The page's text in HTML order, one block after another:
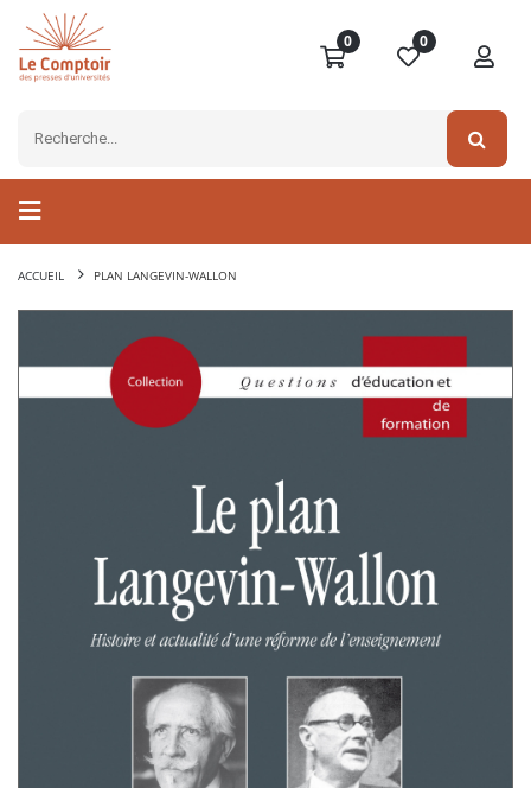
0 0
ACCUEIL PLAN LANGEVIN-WALLON